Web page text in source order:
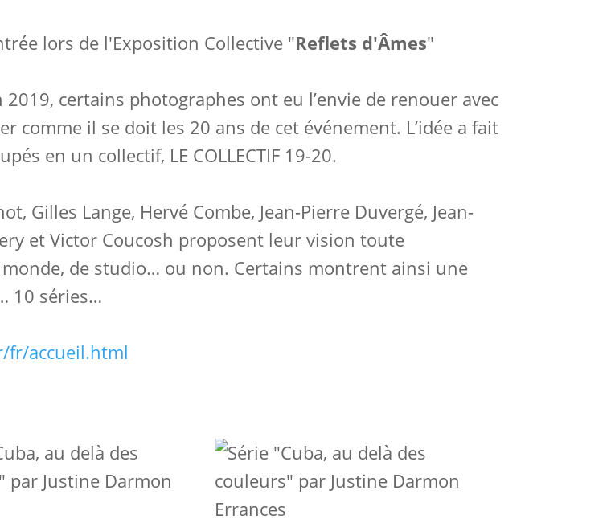
lors de l'Exposition Collective "Reflets d'Âmes"
certains photographes ont eu l’envie de renouer avec
comme il se doit les 20 ans de cet événement. L’idée a fait
en un collectif, LE COLLECTIF 19-20.
Gilles Lange, Hervé Combe, Jean-Pierre Duvergé, Jean-
et Victor Coucosh proposent leur vision toute
de studio… ou non. Certains montrent ainsi une
10 séries…
fr/accueil.html
Errances